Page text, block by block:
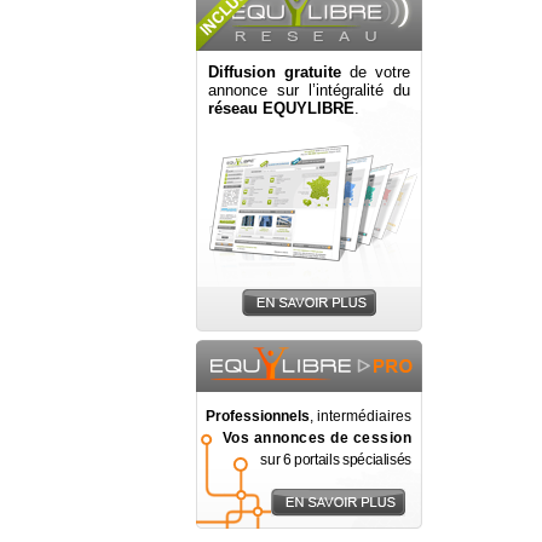
Diffusion gratuite de votre
annonce sur l’intégralité du
réseau EQUYLIBRE.
Professionnels, intermédiaires
Vos annonces de cession
sur 6 portails spécialisés